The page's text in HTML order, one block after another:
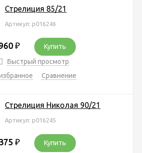
Стрелиция 85/21
Артикул: р016246
₽
Купить
Быстрый просмотр
Сравнение
Стрелиция Николая 90/21
Артикул: р016245
₽
Купить